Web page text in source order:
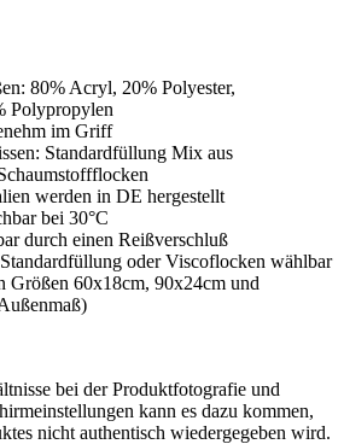
80% Acryl, 20% Polyester,
Polypropylen
im Griff
Standardfüllung Mix aus
werden in DE hergestellt
bei 30°C
durch einen Reißverschluß
oder Viscoflocken wählbar
60x18cm, 90x24cm und
bei der Produktfotografie und
kann es dazu kommen,
nicht authentisch wiedergegeben wird.